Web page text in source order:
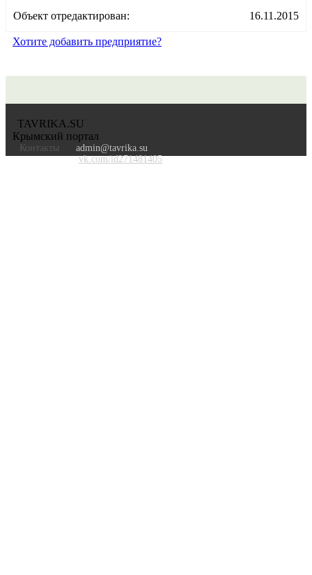
Объект отредактирован: 16.11.2015
Хотите добавить предприятие?
TAVRIKA.SU
Крымский портал
Контакты
admin@tavrika.su
vk.com/id271481405